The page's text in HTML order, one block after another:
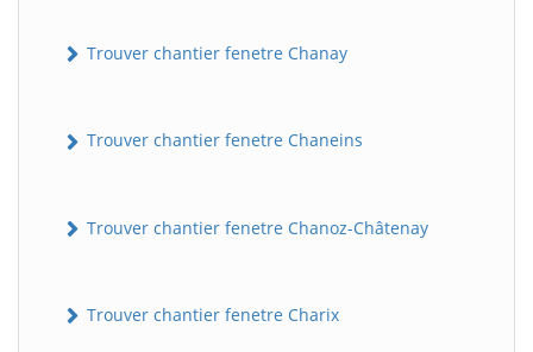
Trouver chantier fenetre Chanay
Trouver chantier fenetre Chaneins
Trouver chantier fenetre Chanoz-Châtenay
Trouver chantier fenetre Charix